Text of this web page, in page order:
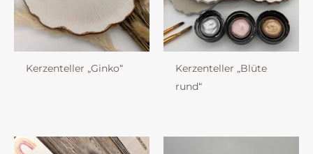
Kerzenteller „Ginko“
Kerzenteller „Blüte
rund“